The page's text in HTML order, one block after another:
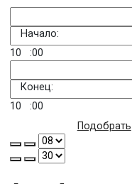
Начало:
10
:00
Конец:
10
:00
Подобрать